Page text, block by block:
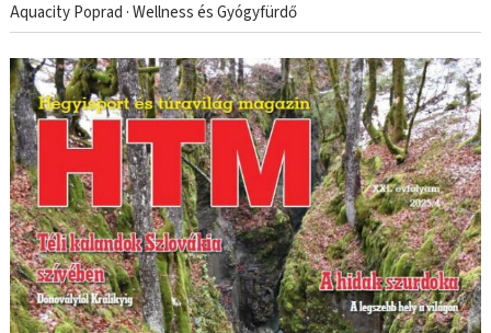
Aquacity Poprad · Wellness és Gyógyfürdő